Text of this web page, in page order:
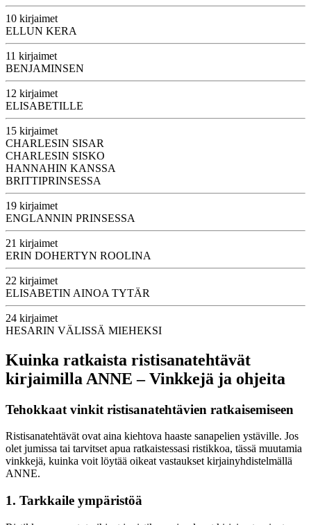
10 kirjaimet
ELLUN KERA
11 kirjaimet
BENJAMINSEN
12 kirjaimet
ELISABETILLE
15 kirjaimet
CHARLESIN SISAR
CHARLESIN SISKO
HANNAHIN KANSSA
BRITTIPRINSESSA
19 kirjaimet
ENGLANNIN PRINSESSA
21 kirjaimet
ERIN DOHERTYN ROOLINA
22 kirjaimet
ELISABETIN AINOA TYTÄR
24 kirjaimet
HESARIN VÄLISSÄ MIEHEKSI
Kuinka ratkaista ristisanatehtävät
kirjaimilla ANNE – Vinkkejä ja ohjeita
Tehokkaat vinkit ristisanatehtävien ratkaisemiseen
Ristisanatehtävät ovat aina kiehtova haaste sanapelien ystäville. Jos
olet jumissa tai tarvitset apua ratkaistessasi ristikkoa, tässä muutamia
vinkkejä, kuinka voit löytää oikeat vastaukset kirjainyhdistelmällä
ANNE.
1. Tarkkaile ympäristöä